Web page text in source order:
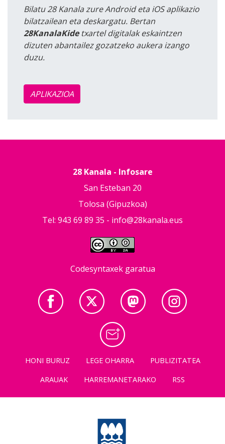
Bilatu 28 Kanala zure Android eta iOS aplikazio
bilatzailean eta deskargatu. Bertan
28KanalaKidetxartel digitalak eskaintzen
dizuten abantailez gozatzeko aukera izango
duzu.
APLIKAZIOA
28 Kanala - Infosare
San Esteban 20
Tolosa (Gipuzkoa)
Tel: 943 69 89 35 - info@28kanala.eus
Codesyntaxek garatua
HONI BURUZ LEGE OHARRA
PUBLIZITATEA
ARAUAK
HARREMANETARAKO RSS